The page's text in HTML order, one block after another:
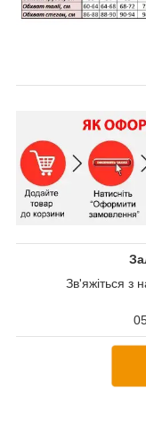
Зв'яжіться з